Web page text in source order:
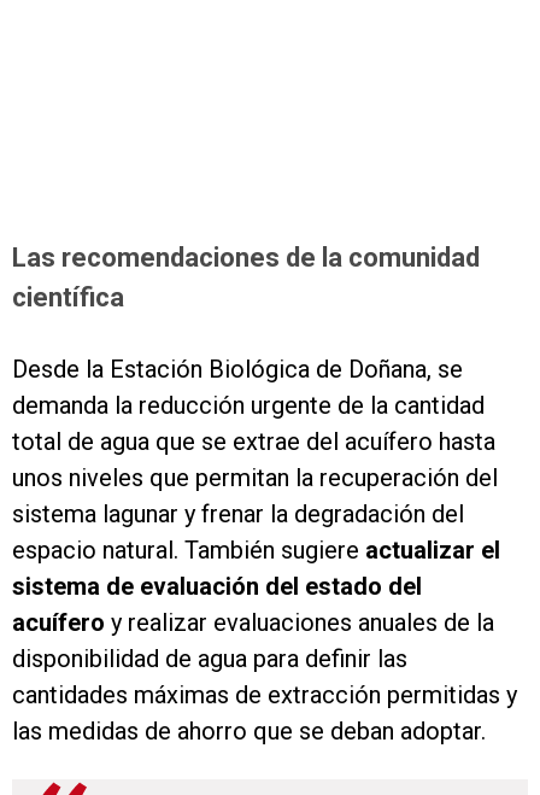
Las recomendaciones de la comunidad
científica
Desde la Estación Biológica de Doñana, se
demanda la reducción urgente de la cantidad
total de agua que se extrae del acuífero hasta
unos niveles que permitan la recuperación del
sistema lagunar y frenar la degradación del
espacio natural. También sugiere actualizar el
sistema de evaluación del estado del
acuífero y realizar evaluaciones anuales de la
disponibilidad de agua para definir las
cantidades máximas de extracción permitidas y
las medidas de ahorro que se deban adoptar.